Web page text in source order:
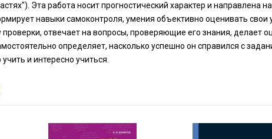
Эта работа носит прогностический характер и
навыки самоконтроля, умения объективно оценивать свои
отвечает на вопросы, проверяющие его знания, делает
определяет, насколько успешно он справился с
и интересно учиться.